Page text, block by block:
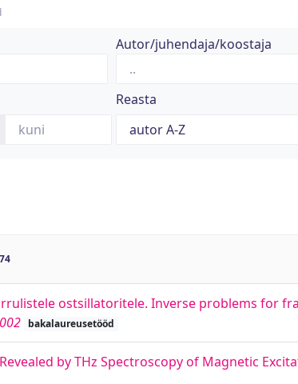
Autor/juhendaja/koostaja
Reasta
ostsillatoritele. Inverse problems for
bakalaureusetööd
by THz Spectroscopy of Magnetic